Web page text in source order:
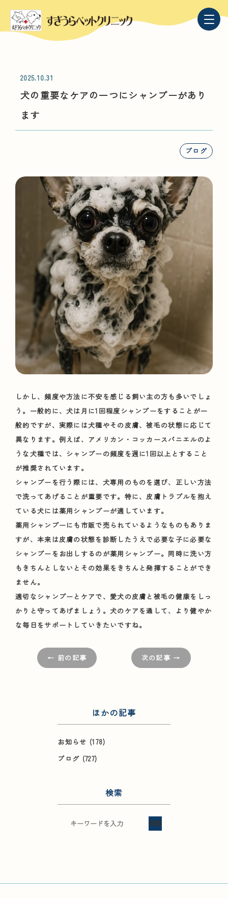
2025.10.31
犬の重要なケアの一つにシャンプーがあり
ます
ブログ
しかし、頻度や方法に不安を感じる飼い主の方も多いでしょ
う。一般的に、犬は月に1回程度シャンプーをすることが一
般的ですが、実際には犬種やその皮膚、被毛の状態に応じて
異なります。例えば、アメリカン・コッカースパニエルのよ
うな犬種では、シャンプーの頻度を週に1回以上とすること
が推奨されています。
シャンプーを行う際には、犬専用のものを選び、正しい方法
で洗ってあげることが重要です。特に、皮膚トラブルを抱え
ている犬には薬用シャンプーが適しています。
薬用シャンプーにも市販で売られているようなものもありま
すが、本来は皮膚の状態を診断したうえで必要な子に必要な
シャンプーをお出しするのが薬用シャンプー。同時に洗い方
もきちんとしないとその効果をきちんと発揮することができ
ません。
適切なシャンプーとケアで、愛犬の皮膚と被毛の健康をしっ
かりと守ってあげましょう。犬のケアを通して、より健やか
な毎日をサポートしていきたいですね。
← 前の記事 次の記事 →
ほかの記事
お知らせ (178)
ブログ (727)
検索
検索